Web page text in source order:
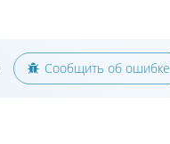
Сообщить об ошибке